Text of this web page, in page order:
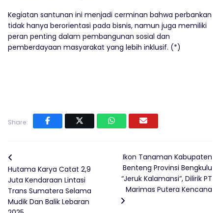
Kegiatan santunan ini menjadi cerminan bahwa perbankan
tidak hanya berorientasi pada bisnis, namun juga memiliki
peran penting dalam pembangunan sosial dan
pemberdayaan masyarakat yang lebih inklusif. (*)
Share:
Hutama Karya Catat 2,9
Juta Kendaraan Lintasi
Trans Sumatera Selama
Mudik Dan Balik Lebaran
Ikon Tanaman Kabupaten
Benteng Provinsi Bengkulu
“Jeruk Kalamansi”, Dilirik PT
Marimas Putera Kencana